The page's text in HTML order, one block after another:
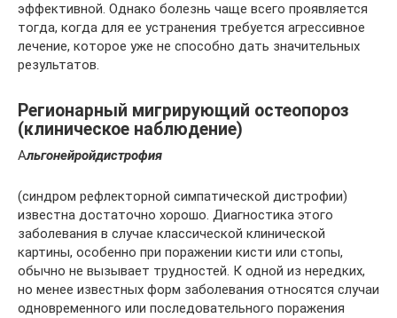
эффективной. Однако болезнь чаще всего проявляется
тогда, когда для ее устранения требуется агрессивное
лечение, которое уже не способно дать значительных
результатов.
Регионарный мигрирующий остеопороз
(клиническое наблюдение)
Альгонейройдистрофия
(синдром рефлекторной симпатической дистрофии)
известна достаточно хорошо. Диагностика этого
заболевания в случае классической клинической
картины, особенно при поражении кисти или стопы,
обычно не вызывает трудностей. К одной из нередких,
но менее известных форм заболевания относятся случаи
одновременного или последовательного поражения